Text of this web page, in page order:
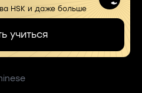
HSK и даже больше
учиться